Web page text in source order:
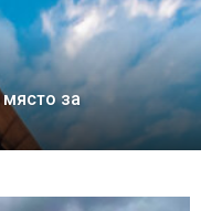
място за